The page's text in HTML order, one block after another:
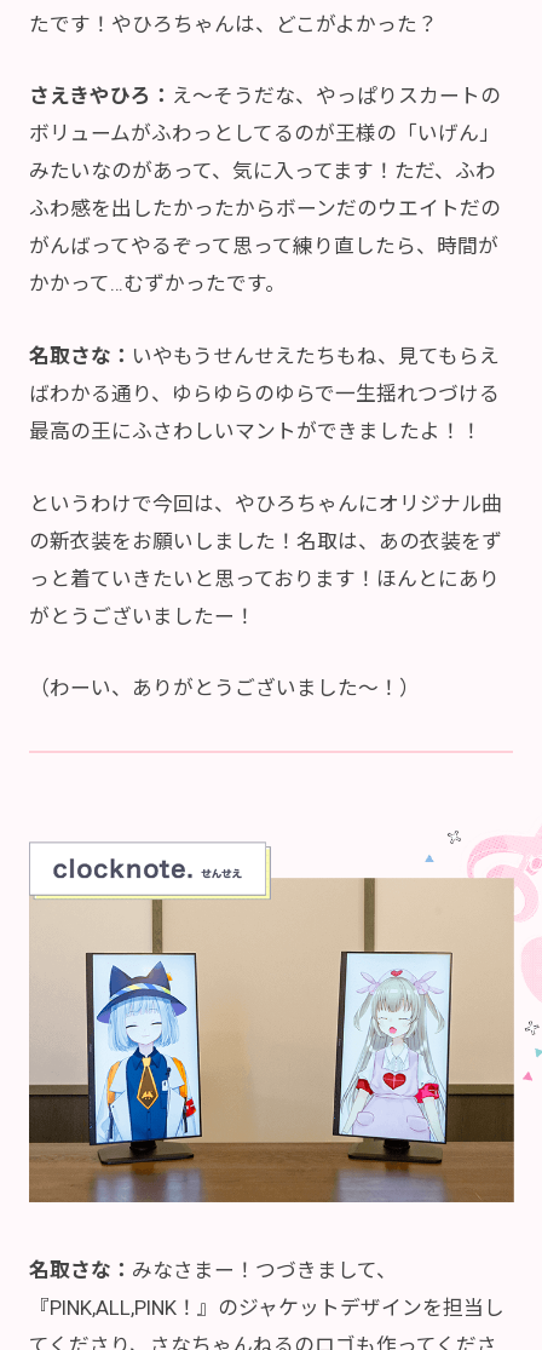
たです！やひろちゃんは、どこがよかった？
さえきやひろ： え～そうだな、やっぱりスカートの
ボリュームがふわっとしてるのが王様の「いげん」
みたいなのがあって、気に入ってます！ただ、ふわ
ふわ感を出したかったからボーンだのウエイトだの
がんばってやるぞって思って練り直したら、時間が
かかって…むずかったです。
名取さな： いやもうせんせえたちもね、見てもらえ
ばわかる通り、ゆらゆらのゆらで一生揺れつづける
最高の王にふさわしいマントができましたよ！！
というわけで今回は、やひろちゃんにオリジナル曲
の新衣装をお願いしました！名取は、あの衣装をず
っと着ていきたいと思っております！ほんとにあり
がとうございましたー！
（わーい、ありがとうございました～！）
名取さな： みなさまー！つづきまして、
『PINK,ALL,PINK！』のジャケットデザインを担当し
てくださり、さなちゃんねるのロゴも作ってくださ